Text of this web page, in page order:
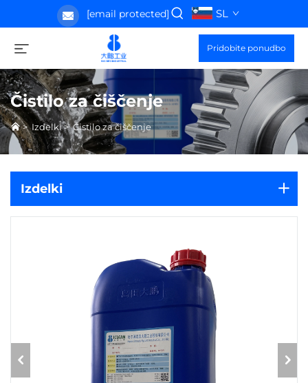
[email protected] SL
Pridobite ponudbo
Čistilo za čiščenje
>Izdelki>Čistilo za čiščenje
Izdelki